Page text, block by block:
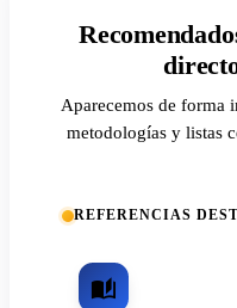
Aparecemos de forma
metodologías y listas
REFERENCIAS